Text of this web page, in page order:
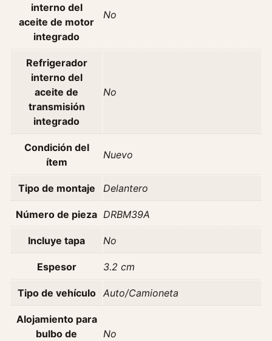
t
d
interno del
aceite de motor
integrado
No
Refrigerador
interno del
aceite de
transmisión
integrado
No
Condición del
ítem
Nuevo
Tipo de montaje Delantero
Número de pieza DRBM39A
Incluye tapa No
Espesor 3.2 cm
Tipo de vehículo Auto/Camioneta
Alojamiento para
bulbo de
No